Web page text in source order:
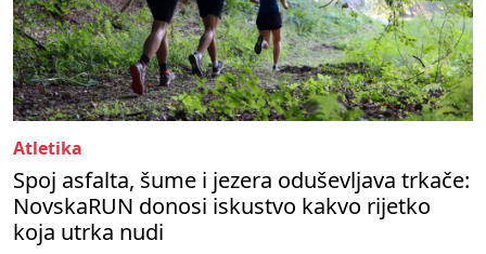
Atletika
Spoj asfalta, šume i jezera oduševljava trkače:
NovskaRUN donosi iskustvo kakvo rijetko
koja utrka nudi